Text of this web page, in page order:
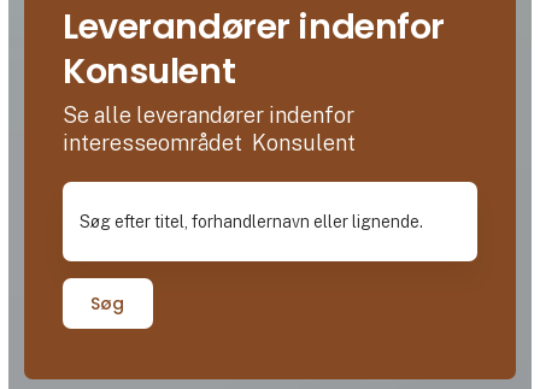
Leverandører indenfor
Konsulent
Se alle leverandører indenfor
interesseområdet Konsulent
Søg efter titel, forhandlernavn eller lignende.
Søg